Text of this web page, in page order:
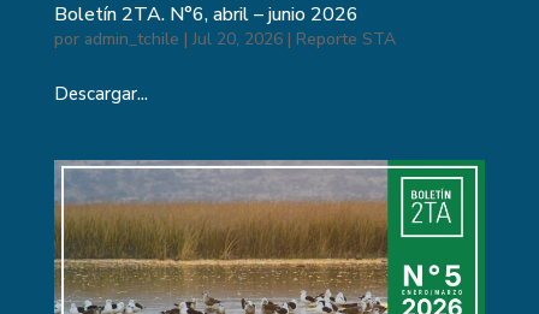
Boletín 2TA. N°6, abril – junio 2026
por admin_tchile |Jul 20, 2026| Reporte STA
Descargar...